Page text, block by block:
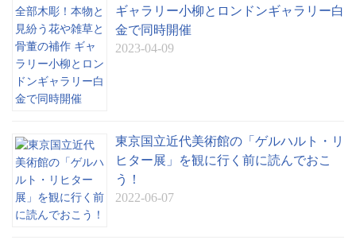
ギャラリー小柳とロンドンギャラリー白
金で同時開催
2023-04-09
東京国立近代美術館の「ゲルハルト・リ
ヒター展」を観に行く前に読んでおこ
う！
2022-06-07